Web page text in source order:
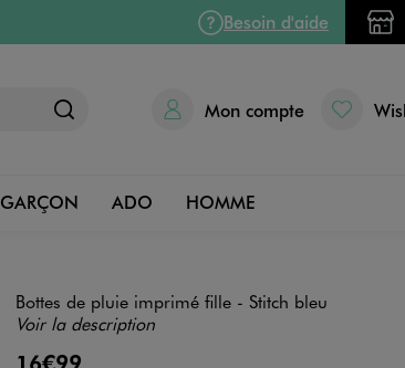
Besoin d'aide
Mon compte
GARÇON ADO HOMME
Bottes de pluie imprimé fille - Stitch bleu
Voir la description